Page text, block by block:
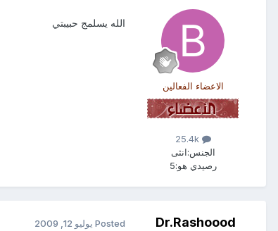
الاعضاء الفعالين
25.4k
الجنس:انثى
رصيدي هو:5
الله يسلمج حبيبتي
Dr.Rashoood
Posted يوليو 12, 2009